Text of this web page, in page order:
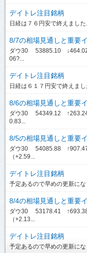
デイトレ注目銘柄
日経は７６円安で終えまし
8/7の相場見通しと重要
ダウ30 53885.10 ↓464.02
06?...
デイトレ注目銘柄
日経は６１７円安で終えま
8/6の相場見通しと重要
ダウ30 54349.12 ↑263.24
0.83...
8/5の相場見通しと重要
ダウ30 54085.88 ↑907.47
（+2.59...
デイトレ注目銘柄
予定あるので早めの更新に
8/4の相場見通しと重要
ダウ30 53178.41 ↑693.38
（+2.13...
デイトレ注目銘柄
予定あるので早めの更新に